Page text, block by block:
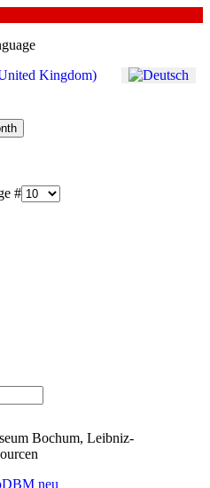
#
Bochum, Leibniz-